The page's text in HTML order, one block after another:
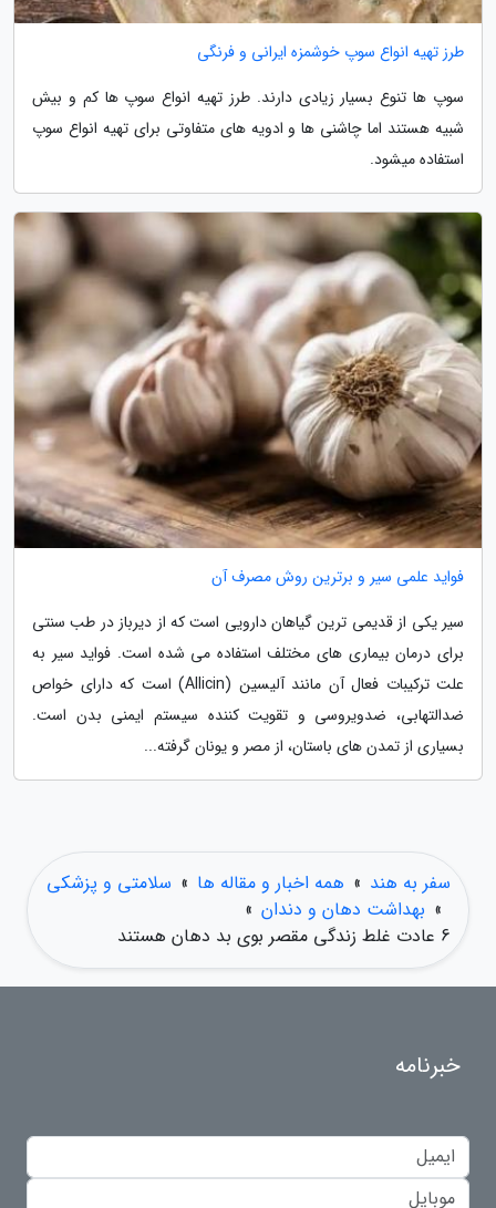
طرز تهیه انواع سوپ خوشمزه ایرانی و فرنگی
سوپ ها تنوع بسیار زیادی دارند. طرز تهیه انواع سوپ ها کم و بیش
شبیه هستند اما چاشنی ها و ادویه های متفاوتی برای تهیه انواع سوپ
استفاده میشود.
فواید علمی سیر و برترین روش مصرف آن
سیر یکی از قدیمی ترین گیاهان دارویی است که از دیرباز در طب سنتی
برای درمان بیماری های مختلف استفاده می شده است. فواید سیر به
علت ترکیبات فعال آن مانند آلیسین (Allicin) است که دارای خواص
ضدالتهابی، ضدویروسی و تقویت کننده سیستم ایمنی بدن است.
بسیاری از تمدن های باستان، از مصر و یونان گرفته...
سفر به هند » همه اخبار و مقاله ها » سلامتی و پزشکی
» بهداشت دهان و دندان »
6 عادت غلط زندگی مقصر بوی بد دهان هستند
خبرنامه